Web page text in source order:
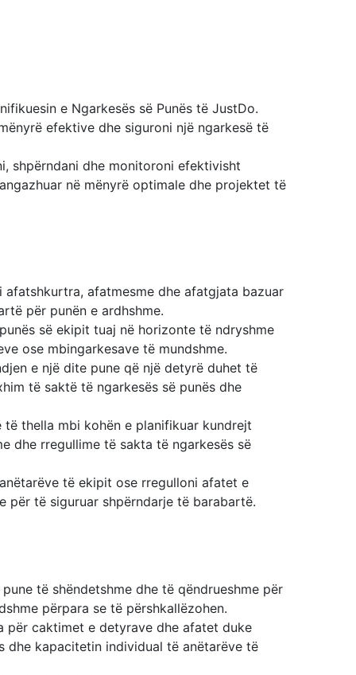
e Ngarkesës së Punës të JustDo.
efektive dhe siguroni një ngarkesë të
shpërndani dhe monitoroni efektivisht
në mënyrë optimale dhe projektet të
afatmesme dhe afatgjata bazuar
për punën e ardhshme.
së ekipit tuaj në horizonte të ndryshme
ose mbingarkesave të mundshme.
e një dite pune që një detyrë duhet të
të saktë të ngarkesës së punës dhe
të thella mbi kohën e planifikuar kundrejt
dhe rregullime të sakta të ngarkesës së
të ekipit ose rregulloni afatet e
për të siguruar shpërndarje të barabartë.
të shëndetshme dhe të qëndrueshme për
përpara se të përshkallëzohen.
për caktimet e detyrave dhe afatet duke
dhe kapacitetin individual të anëtarëve të